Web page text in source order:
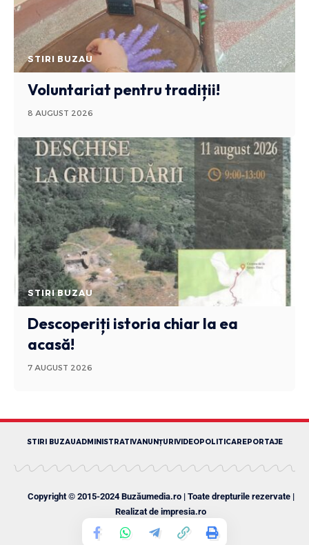
STIRI BUZAU
Voluntariat pentru tradiții!
8 AUGUST 2026
STIRI BUZAU
Descoperiți istoria chiar la ea
acasă!
7 AUGUST 2026
STIRI BUZAUADMINISTRATIVANUNȚURIVIDEOPOLITICAREPORTAJE
Copyright © 2015-2024 Buzăumedia.ro | Toate drepturile rezervate |
Realizat de impresia.ro